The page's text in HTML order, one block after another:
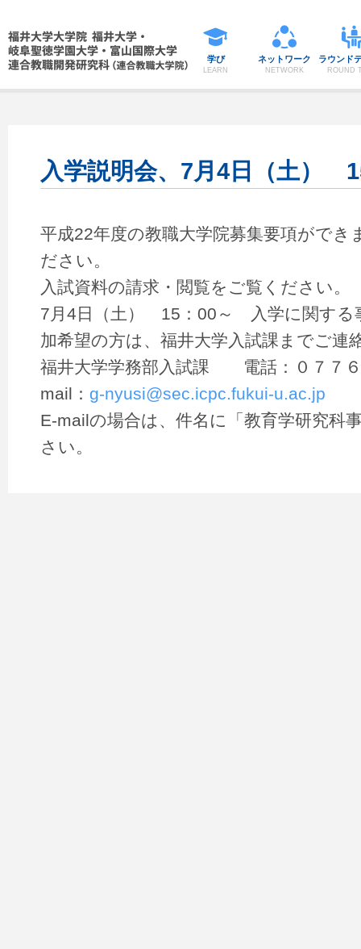
学び
LEARN
ネットワーク
NETWORK
ラウンド
ROUND
入学説明会、7月4日（土）
平成22年度の教職大学院募集要項ができ
ださい。
入試資料の請求・閲覧をご覧ください。
7月4日（土） 15：00～ 入学に関する
加希望の方は、福井大学入試課までご連
福井大学学務部入試課 電話：０７７
mail： g-nyusi@sec.icpc.fukui-u.ac.jp
E-mailの場合は、件名に「教育学研究科
さい。